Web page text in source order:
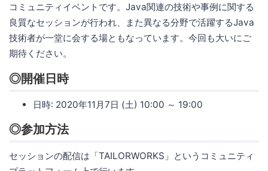
コミュニティイベントです。Java関連の技術や事例に関する
良質なセッションが行われ、また異なる分野で活躍するJava
技術者が一堂に会する場ともなっています。今回も大いにご
期待ください。
◎開催日時
日時: 2020年11月7日 (土) 10:00 ～ 19:00
◎参加方法
セッションの配信は「TAILORWORKS」というコミュニティ